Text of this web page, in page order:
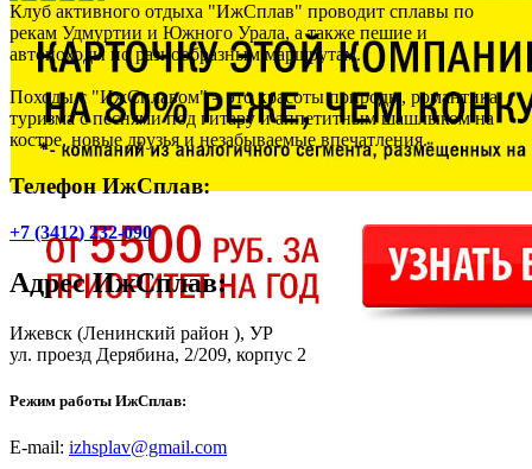
Клуб активного отдыха "ИжСплав" проводит сплавы по
рекам Удмуртии и Южного Урала, а также пешие и
автопоходы по разнообразным маршрутам.
Походы с "ИжСплавом" – это красоты природы, романтика
туризма с песнями под гитару и аппетитным шашлыком на
костре, новые друзья и незабываемые впечатления.
Телефон ИжСплав:
+7 (3412) 232-090
АдресИжСплав:
Ижевск (Ленинский район ), УР
ул. проезд Дерябина, 2/209, корпус 2
Режим работы ИжСплав:
E-mail: izhsplav@gmail.com